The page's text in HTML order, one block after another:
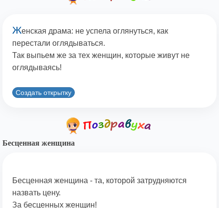
Женская драма: не успела оглянуться, как
перестали оглядываться.
Так выпьем же за тех женщин, которые живут не
оглядываясь!
Создать открытку
Бесценная женщина
Бесценная женщина - та, которой затрудняются
назвать цену.
За бесценных женщин!